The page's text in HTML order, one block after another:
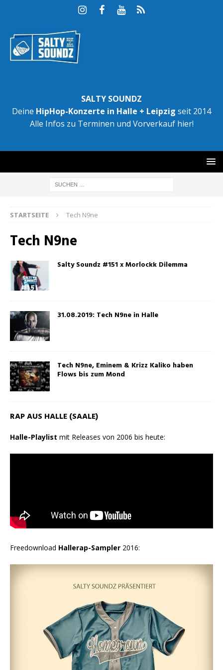
SALTY SOUNDZ
Deine HipHop-Konzerte in Halle + Leipzig seit 2014
Alle Infos zu Terminen und Vorverkauf hier!
STARTSEITE Tech N9ne
Tech N9ne
Salty Soundz #151 x Morlockk Dilemma
31.08.2019: Tech N9ne in Halle
Tech N9ne, Eminem & Krizz Kaliko haben
Flows bis zum Mond
RAP AUS HALLE (SAALE)
Halle-Playlist mit Releases von 2006 bis heute:
Freedownload Hallerap-Sampler 2016: